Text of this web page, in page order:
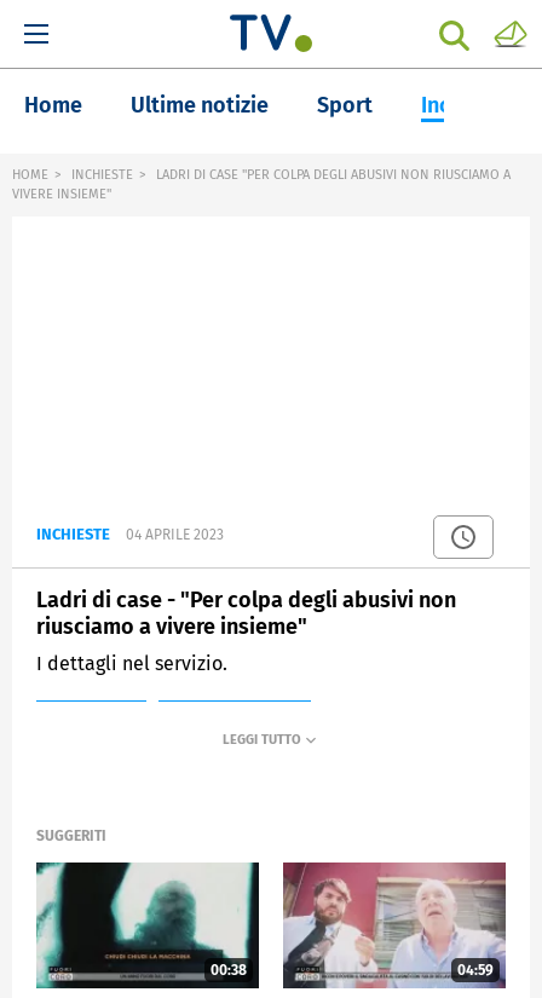
Home Ultime notizie Sport Inchieste
HOME INCHIESTE
LADRI DI CASE "PER COLPA DEGLI ABUSIVI NON RIUSCIAMO A
VIVERE INSIEME"
INCHIESTE 04 APRILE 2023
Ladri di case - "Per colpa degli abusivi non
riusciamo a vivere insieme"
I dettagli nel servizio.
SUGGERITI
00:38 04:59